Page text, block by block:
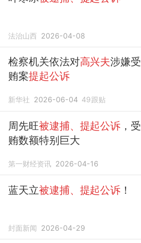
法治山西 2026-04-08
检察机关依法对高兴夫涉嫌受
贿案提起公诉
新华社 2026-06-04 49跟贴
周先旺被逮捕、提起公诉 ，受
贿数额特别巨大
第一财经资讯 2026-04-16
蓝天立被逮捕、提起公诉 ！
封面新闻 2026-04-29